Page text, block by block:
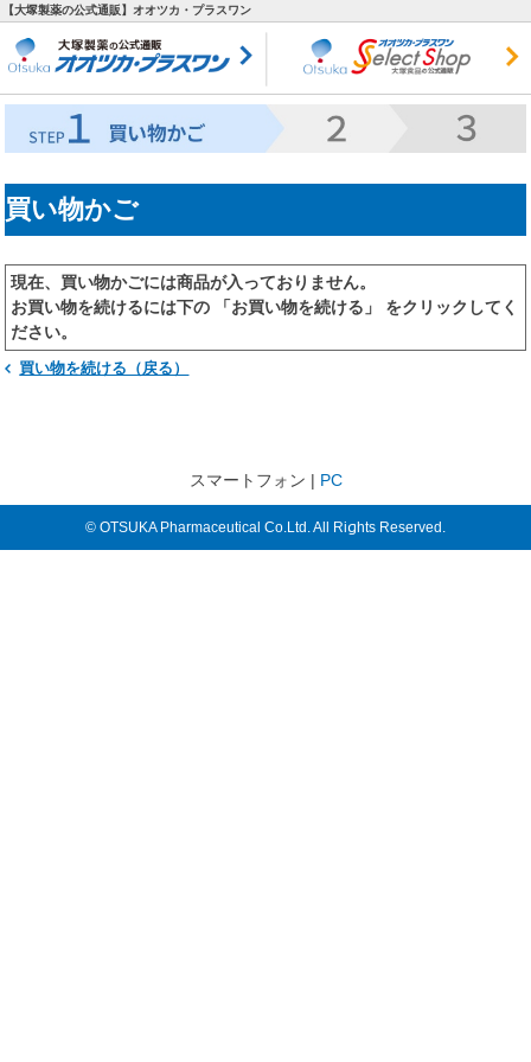
【大塚製薬の公式通販】オオツカ・プラスワン
買い物かご
現在、買い物かごには商品が入っておりません。
お買い物を続けるには下の 「お買い物を続ける」 をクリックしてく
ださい。
買い物を続ける（戻る）
スマートフォン | PC
© OTSUKA Pharmaceutical Co.Ltd. All Rights Reserved.